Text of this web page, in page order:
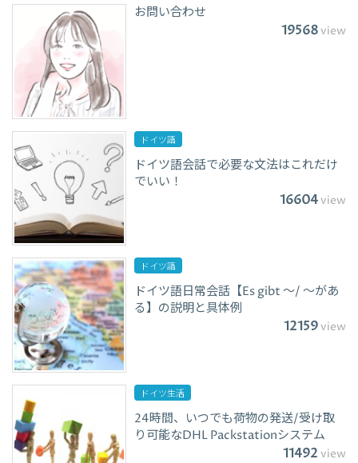
お問い合わせ
19568view
ドイツ語
ドイツ語会話で必要な文法はこれだけ
でいい！
16604view
ドイツ語
ドイツ語日常会話【Es gibt ～/ ～があ
る】の説明と具体例
12159view
ドイツ生活
24時間、いつでも荷物の発送/受け取
り可能なDHL Packstationシステム
11492 view